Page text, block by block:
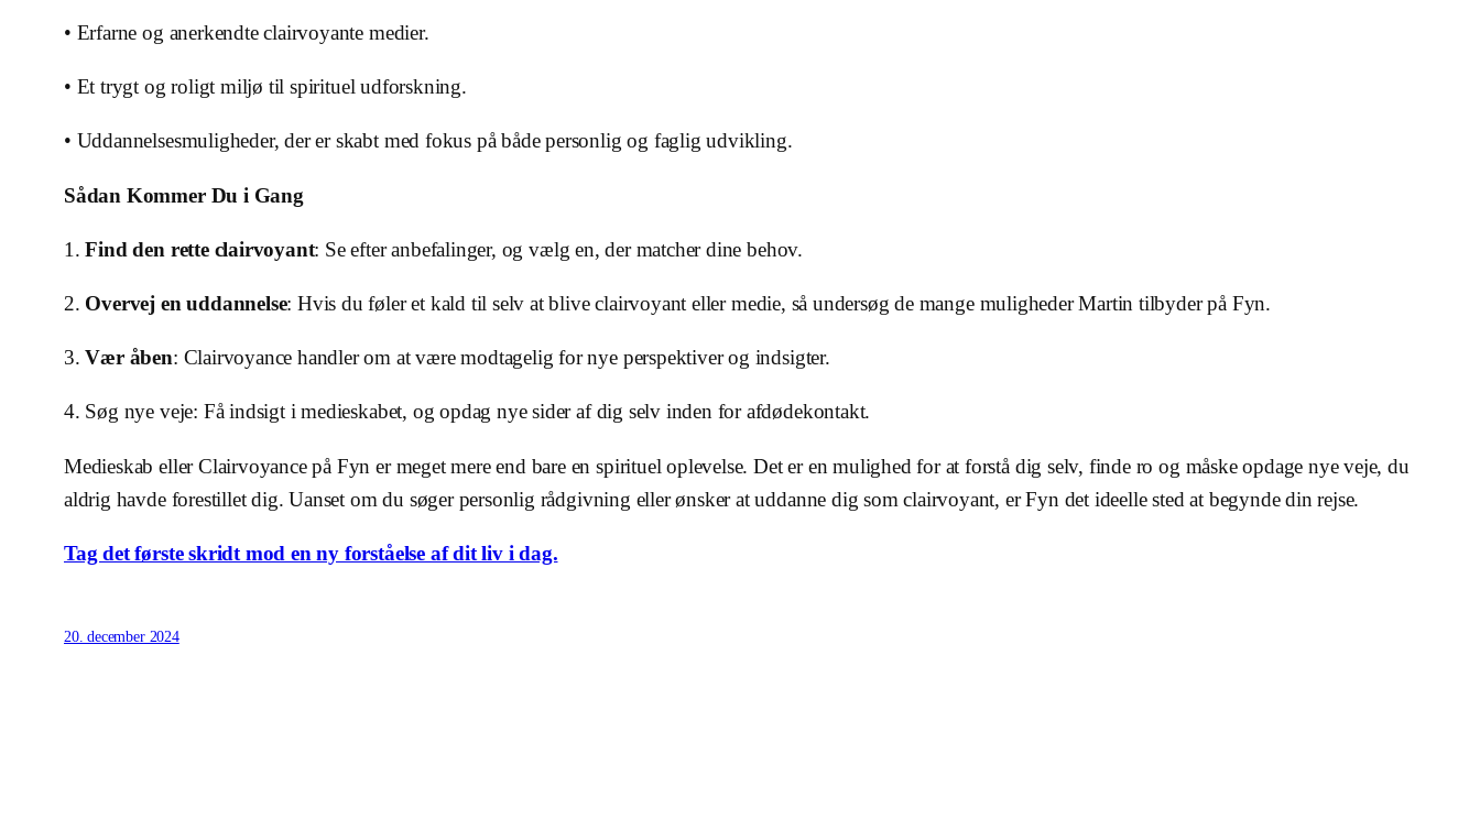
• Erfarne og anerkendte clairvoyante medier.
• Et trygt og roligt miljø til spirituel udforskning.
• Uddannelsesmuligheder, der er skabt med fokus på både personlig og faglig udvikling.
Sådan Kommer Du i Gang
1.Find den rette clairvoyant: Se efter anbefalinger, og vælg en, der matcher dine behov.
2. Overvej en uddannelse: Hvis du føler et kald til selv at blive clairvoyant eller medie, så undersøg de mange muligheder Martin tilbyder på Fyn.
3.Vær åben: Clairvoyance handler om at være modtagelig for nye perspektiver og indsigter.
4. Søg nye veje: Få indsigt i medieskabet, og opdag nye sider af dig selv inden for afdødekontakt.
Medieskab eller Clairvoyance på Fyn er meget mere end bare en spirituel oplevelse. Det er en mulighed for at forstå dig selv, finde ro og måske opdage nye veje, du
aldrig havde forestillet dig. Uanset om du søger personlig rådgivning eller ønsker at uddanne dig som clairvoyant, er Fyn det ideelle sted at begynde din rejse.
Tag det første skridt mod en ny forståelse af dit liv i dag.
20. december 2024